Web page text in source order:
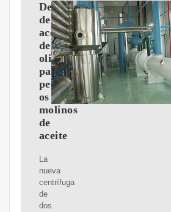
Decanter
de
aceite
de
oliva
para
peque?
os
molinos
de
aceite
La
nueva
centrífuga
de
dos